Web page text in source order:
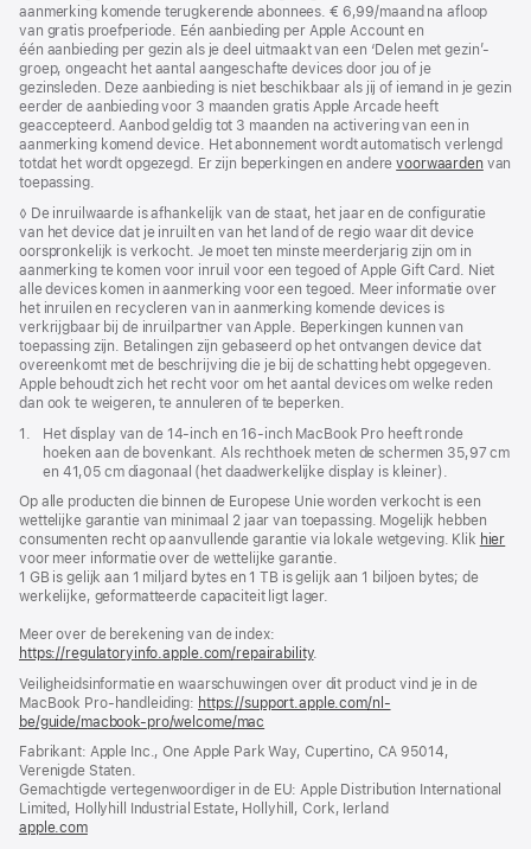
aanmerking komende terugkerende abonnees. € 6,99/maand na afloop
van gratis proefperiode. Eén aanbieding per Apple Account en
één aanbieding per gezin als je deel uitmaakt van een ‘Delen met gezin’-
groep, ongeacht het aantal aangeschafte devices door jou of je
gezinsleden. Deze aanbieding is niet beschikbaar als jij of iemand in je gezin
eerder de aanbieding voor 3 maanden gratis Apple Arcade heeft
geaccepteerd. Aanbod geldig tot 3 maanden na activering van een in
aanmerking komend device. Het abonnement wordt automatisch verlengd
totdat het wordt opgezegd. Er zijn beperkingen en anderevoorwaarden van
toepassing.
Voetnoot
◊ De inruilwaarde is afhankelijk van de staat, het jaar en de configuratie
van het device dat je inruilt en van het land of de regio waar dit device
oorspronkelijk is verkocht. Je moet ten minste meerderjarig zijn om in
aanmerking te komen voor inruil voor een tegoed of Apple Gift Card. Niet
alle devices komen in aanmerking voor een tegoed. Meer informatie over
het inruilen en recycleren van in aanmerking komende devices is
verkrijgbaar bij de inruilpartner van Apple. Beperkingen kunnen van
toepassing zijn. Betalingen zijn gebaseerd op het ontvangen device dat
overeenkomt met de beschrijving die je bij de schatting hebt opgegeven.
Apple behoudt zich het recht voor om het aantal devices om welke reden
dan ook te weigeren, te annuleren of te beperken.
Voetnoot
1.
Het display van de 14‑inch en 16‑inch MacBook Pro heeft ronde
hoeken aan de bovenkant. Als rechthoek meten de schermen 35,97 cm
en 41,05 cm diagonaal (het daadwerkelijke display is kleiner).
Op alle producten die binnen de Europese Unie worden verkocht is een
wettelijke garantie van minimaal 2 jaar van toepassing. Mogelijk hebben
consumenten recht op aanvullende garantie via lokale wetgeving. Klik hier
voor meer informatie over de wettelijke garantie.
1 GB is gelijk aan 1 miljard bytes en 1 TB is gelijk aan 1 biljoen bytes; de
werkelijke, geformatteerde capaciteit ligt lager.
Meer over de berekening van de index:
https://regulatoryinfo.apple.com/repairability.
Veiligheidsinformatie en waarschuwingen over dit product vind je in de
MacBook Pro-handleiding: https://support.apple.com/nl-
be/guide/macbook-pro/welcome/mac
nieuw
geopend)
Fabrikant: Apple Inc., One Apple Park Way, Cupertino, CA 95014,
Verenigde Staten.
Gemachtigde vertegenwoordiger in de EU: Apple Distribution International
Limited, Hollyhill Industrial Estate, Hollyhill, Cork, Ierland
apple.com(wordt